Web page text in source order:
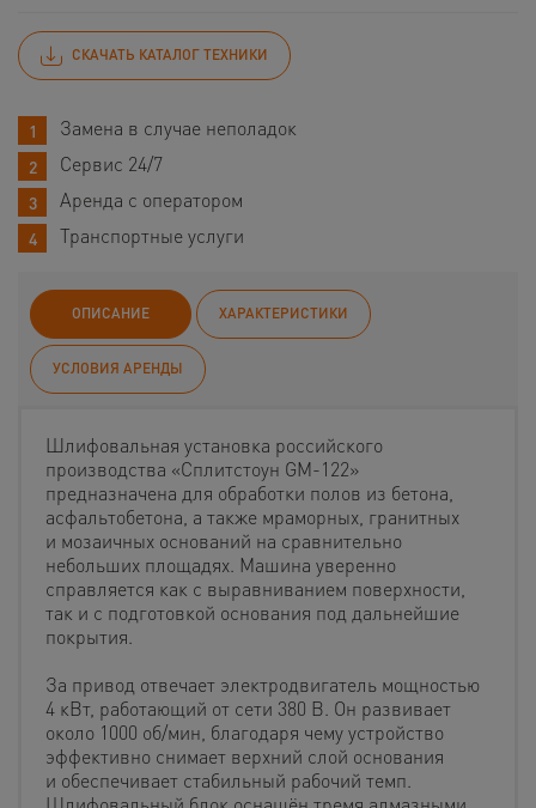
СКАЧАТЬ КАТАЛОГ ТЕХНИКИ
Замена в случае неполадок
Сервис 24/7
Аренда с оператором
Транспортные услуги
ОПИСАНИЕ ХАРАКТЕРИСТИКИ
УСЛОВИЯ АРЕНДЫ
Шлифовальная установка российского
производства «Сплитстоун GM-122»
предназначена для обработки полов из бетона,
асфальтобетона, а также мраморных, гранитных
и мозаичных оснований на сравнительно
небольших площадях. Машина уверенно
справляется как с выравниванием поверхности,
так и с подготовкой основания под дальнейшие
покрытия.
За привод отвечает электродвигатель мощностью
4 кВт, работающий от сети 380 В. Он развивает
около 1000 об/мин, благодаря чему устройство
эффективно снимает верхний слой основания
и обеспечивает стабильный рабочий темп.